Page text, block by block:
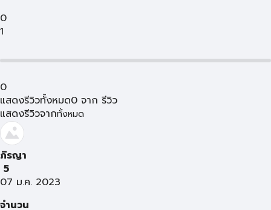
0
1
0
แสดงรีวิวทั้งหมด0 จาก รีวิว
แสดงรีวิวจากทั้งหมด
ภิรญา
5
07 ม.ค. 2023
จำนวน